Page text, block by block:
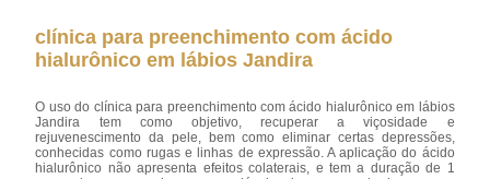
clínica para preenchimento com ácido
hialurônico em lábios Jandira
O uso do clínica para preenchimento com ácido hialurônico em lábios
Jandira tem como objetivo, recuperar a viçosidade e
rejuvenescimento da pele, bem como eliminar certas depressões,
conhecidas como rugas e linhas de expressão. A aplicação do ácido
hialurônico não apresenta efeitos colaterais, e tem a duração de 1